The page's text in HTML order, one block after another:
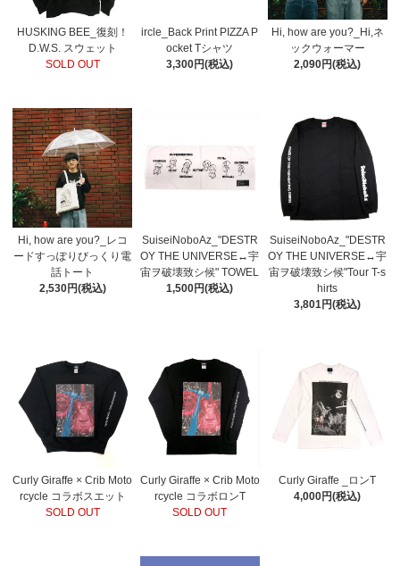
HUSKING BEE_復刻！
D.W.S. スウェット
SOLD OUT
ircle_Back Print PIZZA P
ocket Tシャツ
3,300円(税込)
Hi, how are you?_Hi,ネ
ックウォーマー
2,090円(税込)
Hi, how are you?_レコ
ードすっぽりびっくり電
話トート
2,530円(税込)
SuiseiNoboAz_"DESTR
OY THE UNIVERSE↔宇
宙ヲ破壊致シ候" TOWEL
1,500円(税込)
SuiseiNoboAz_"DESTR
OY THE UNIVERSE↔宇
宙ヲ破壊致シ候"Tour T-s
hirts
3,801円(税込)
Curly Giraffe × Crib Moto
rcycle コラボスエット
SOLD OUT
Curly Giraffe × Crib Moto
rcycle コラボロンT
SOLD OUT
Curly Giraffe _ロンT
4,000円(税込)